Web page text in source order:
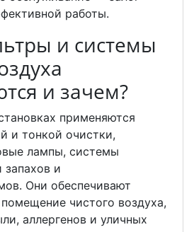
работы.
и системы
и зачем?
применяются
и тонкой очистки,
лампы, системы
запахов и
Они обеспечивают
чистого воздуха,
аллергенов и уличных